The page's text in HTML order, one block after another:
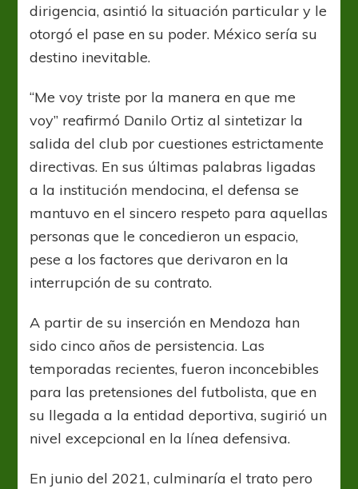
de
Danilo
Ortiz
dirigencia, asintió la situación particular y le
otorgó el pase en su poder. México sería su
destino inevitable.
“Me voy triste por la manera en que me
voy” reafirmó Danilo Ortiz al sintetizar la
salida del club por cuestiones estrictamente
directivas. En sus últimas palabras ligadas
a la institución mendocina, el defensa se
mantuvo en el sincero respeto para aquellas
personas que le concedieron un espacio,
pese a los factores que derivaron en la
interrupción de su contrato.
A partir de su inserción en Mendoza han
sido cinco años de persistencia. Las
temporadas recientes, fueron inconcebibles
para las pretensiones del futbolista, que en
su llegada a la entidad deportiva, sugirió un
nivel excepcional en la línea defensiva.
En junio del 2021, culminaría el trato pero